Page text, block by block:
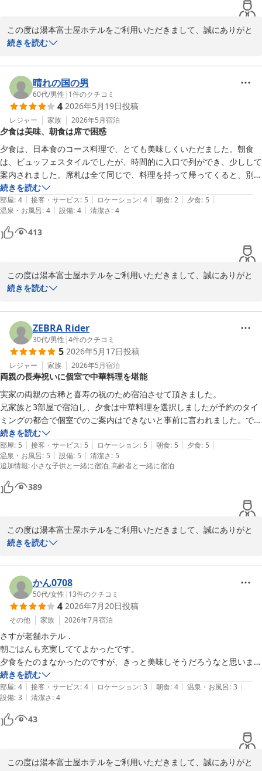
今後の改善の参考とさせていただき、よりご満足いただけるお食事
をご提供できますよう努めてまいります。
「全体的に素晴らしいお宿」とのお言葉を励みに、これからもより
ぜひまた季節を変えてお越しくださいませ。
スタッフ一同、心よりお待ちしております。
箱根湯本温泉 湯本富士屋ホテル
2026-05-26
朝食は、いろいろあるのですが、これといって感動するほどではなかっ
この度は湯本富士屋ホテルをご利用いただきまして、誠にありがと
うございます。
たようで嬉しく存じます。
スタッフの対応につきましても、温かいお言葉をいただきありがと
うございます。
今回ご宿泊いただきましたシングルルームは大変コンパクトなお部
屋ではございますが、清潔であったとお言葉を頂戴し、安堵してお
ります。
また、露天風呂やご夕食の中華料理もお楽しみいただけたようで何
よりでございます。
一方で、朝食につきましてはご期待に添うことができず、申し訳ご
ざいませんでした。
いただきましたご意見を参考に、よりご満足いただける内容を目指
して工夫を重ねてまいります。
これからも国内外を問わず、皆様に快適にお過ごしいただけるホテ
ルを目指して努めてまいります。
箱根湯本温泉 湯本富士屋ホテル
続きを読む
晴れの国の男
60代/男性 | 1件のクチコミ
4 2026年5月19日投稿
レジャー 家族 2026年5月宿泊
夕食は美味、朝食は席で困惑
夕食は、日本食のコース料理で、とても美味しくいただました。朝食
は、ビュッフェスタイルでしたが、時間的に入口で列ができ、少しして
案内されました。席札は全て同じで、料理を持って帰ってくると、別の
人が座って食事をしていました。どこに座ったら良いのか困ってしまい
ました。席札に番号が付いていたら、間違いが少なくなるのではないか
と思いました。
続きを読む
部屋: 4 | 接客・サービス: 5 | ロケーション: 4 | 朝食: 2 | 夕食: 5 |
温泉・お風呂: 4 | 設備: 4 | 清潔さ: 4
413
この度は湯本富士屋ホテルをご利用いただきまして、誠にありがと
うございます。
と、お褒めのお言葉を頂戴し、大変嬉しく拝読いたしました。
一方で、朝食会場ではご案内までにお待たせしてしまったことに加
え、お席の管理につきましてご不便とご不快な思いをおかけし、誠
に申し訳ございませんでした。
また、席札への番号表示につきましても、貴重なご提案をありがと
うございます。
今後の運営改善の参考とさせていただき、より快適にお過ごしいた
だける朝食会場づくりに努めてまいります。
これからも皆様にごゆっくりお寛ぎいただけるホテルを目指し、ス
タッフ一同精進してまいりますので、また機会がございましたらぜ
ひご利用くださいませ。
スタッフ一同、心よりお待ち申し上げております。
箱根湯本温泉 湯本富士屋ホテル
2026-05-22
続きを読む
ZEBRA Rider
30代/男性 |4件のクチコミ
5 2026年5月17日投稿
レジャー 家族 2026年5月宿泊
両親の長寿祝いに個室で中華料理を堪能
実家の両親の古稀と喜寿の祝のため宿泊させて頂きました。
兄家族と3部屋で宿泊し、夕食は中華料理を選択しましたが予約のタイ
ミングの都合で個室でのご案内はできないと事前に言われました。でも
当日夕食会場に行ったところ、個室にご案内して頂きました。
個室だったこともあり、家族共々素敵ひとときを楽しむことができまし
た。
本当にありがとうございました。
続きを読む
部屋: 5 | 接客・サービス: 5 | ロケーション: 5 | 朝食: 5 | 夕食: 5 |
温泉・お風呂: 5 | 設備: 5 | 清潔さ: 5
追加情報:小さな子供と一緒に宿泊 高齢者と一緒に宿泊
389
この度は湯本富士屋ホテルをご利用いただきまして、誠にありがと
うございます。
ルをお選びいただきましたこと、心より御礼申し上げます。
ご家族皆様でのご宿泊ならびにお食事のお時間をお楽しみいただけ
たご様子を伺い、大変嬉しく拝読いたしました。
事前には個室でのご案内が難しい状況でございましたが、当日はご
用意することができ、ご家族皆様でごゆっくりお過ごしいただけた
とのこと、私どもにとりましても何よりの喜びでございます。
大切な記念日の思い出づくりのお手伝いができましたことを、スタ
ッフ一同大変光栄に感じております。
今後も皆様の心に残るご滞在をご提供できますよう、より一層努め
てまいります。
ぜひまたご家族皆様でお越しいただけます日を、心よりお待ち申し
上げております。
箱根湯本温泉 湯本富士屋ホテル
続きを読む
かん0708
50代/女性 | 13件のクチコミ
4 2026年7月20日投稿
その他 家族 2026年7月宿泊
さすが老舗ホテル．
朝ごはんも充実しててよかったです。
夕食をたのまなかったのですが、きっと美味しそうだろうなと思いまし
た。
続きを読む
部屋: 4 | 接客・サービス: 4 | ロケーション: 3 | 朝食: 4 | 温泉・お風呂: 3 |
設備: 3 | 清潔さ: 4
43
この度は湯本富士屋ホテルをご利用いただきまして、誠にありがと